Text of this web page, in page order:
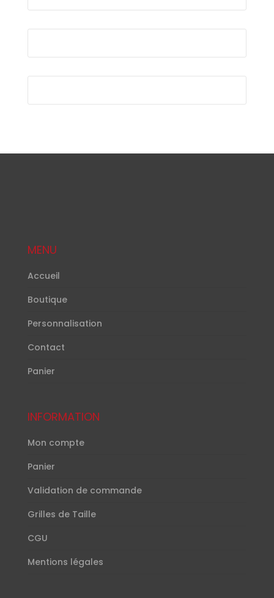
MENU
Accueil
Boutique
Personnalisation
Contact
Panier
INFORMATION
Mon compte
Panier
Validation de commande
Grilles de Taille
CGU
Mentions légales